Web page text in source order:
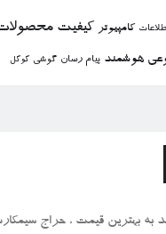
كامپیوتر كیفیت
هوشمند پیام رسان گوشی گوگل
بهترین قیمت ، حراج